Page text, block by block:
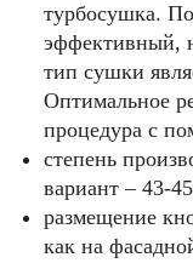
турбосушка.
эффективный,
тип сушки
Оптимальное
процедура с
степень
вариант – 43-
размещение
как на